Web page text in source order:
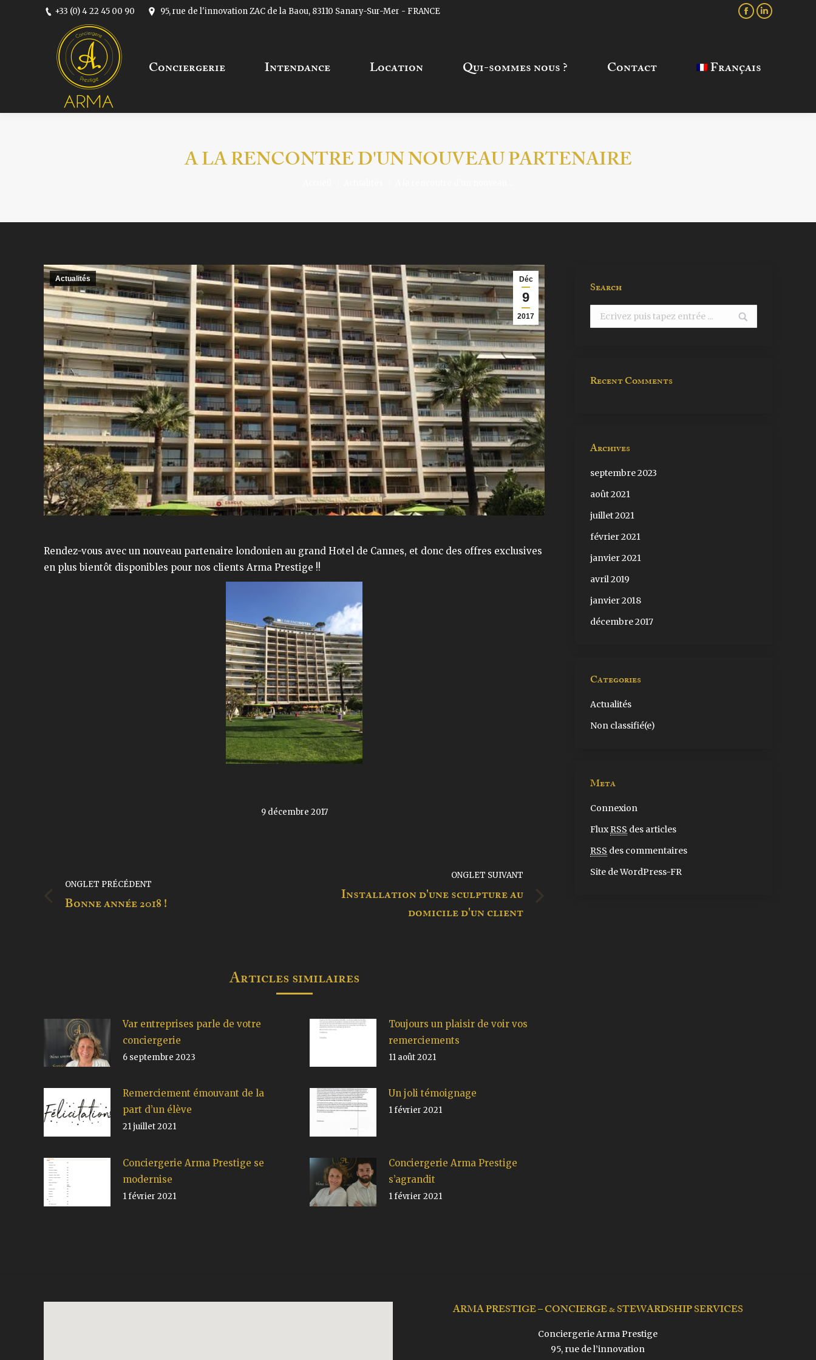
+33 (0) 4 22 45 00 90 95, rue de l'innovation ZAC de la Baou, 83110 Sanary-Sur-Mer - FRANCE Facebook
LinkedIn
Conciergerie Intendance Location Qui-sommes nous ? Contact Français
A LA RENCONTRE D'UN NOUVEAU PARTENAIRE
Déc
9
2017
Actualités
Rendez-vous avec un nouveau partenaire londonien au grand Hotel de Cannes, et donc des offres exclusives
en plus bientôt disponibles pour nos clients Arma Prestige !!
9 décembre 2017
deONGLET PRÉCÉDENT
Onglet
Bonne année 2018 !
ONGLET SUIVANT
Installation d'une sculpture au
domicile d'un client
Articles similaires
Var entreprises parle de votre
conciergerie
6 septembre 2023
Toujours un plaisir de voir vos
remerciements
11 août 2021
Remerciement émouvant de la
part d’un élève
21 juillet 2021
Un joli témoignage
1 février 2021
Conciergerie Arma Prestige se
modernise
1 février 2021
Conciergerie Arma Prestige
s’agrandit
1 février 2021
Search
Search:
Recent Comments
Archives
septembre 2023
août 2021
juillet 2021
février 2021
janvier 2021
avril 2019
janvier 2018
décembre 2017
Categories
Actualités
Non classifié(e)
Meta
Connexion
FluxRSS des articles
RSS des commentaires
Site de WordPress-FR
ARMA PRESTIGE – CONCIERGE & STEWARDSHIP SERVICES
Conciergerie Arma Prestige
95, rue de l’innovation